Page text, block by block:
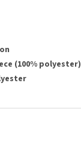
(100% polyester)